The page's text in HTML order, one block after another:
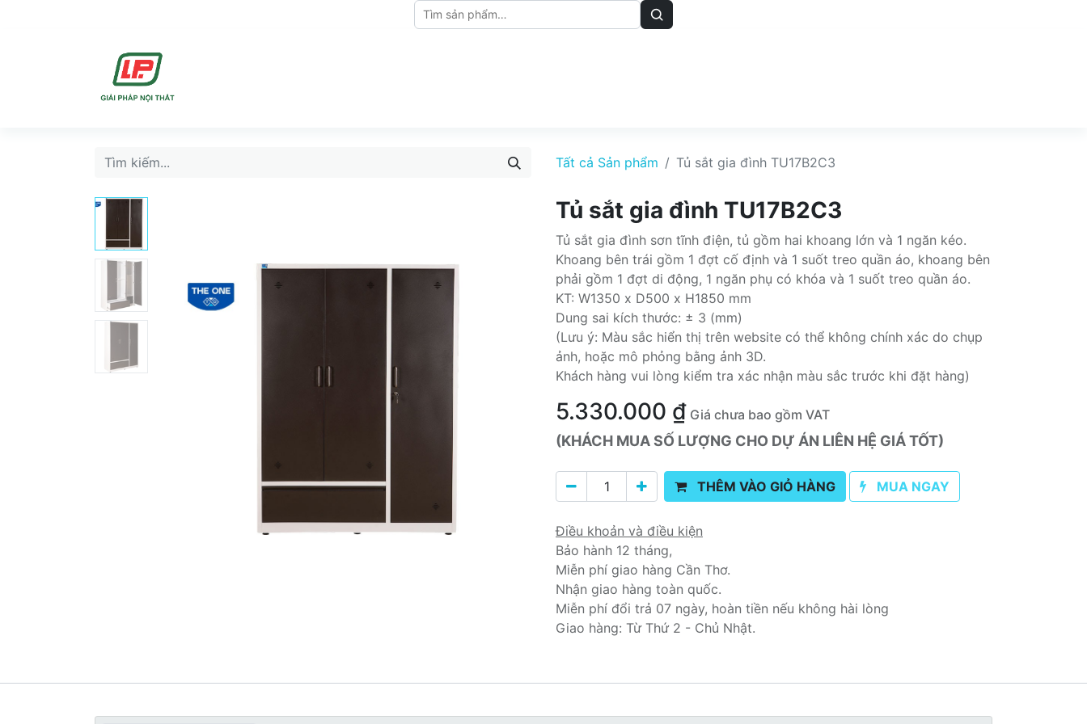
Tất cả Sản phẩm Tủ sắt gia đình TU17B2C3
Tủ sắt gia đình TU17B2C3
Tủ sắt gia đình sơn tĩnh điện, tủ gồm hai khoang lớn và 1 ngăn kéo.
Khoang bên trái gồm 1 đợt cố định và 1 suốt treo quần áo, khoang bên
phải gồm 1 đợt di động, 1 ngăn phụ có khóa và 1 suốt treo quần áo.
KT: W1350 x D500 x H1850 mm
Dung sai kích thước: ± 3 (mm)
(Lưu ý: Màu sắc hiển thị trên website có thể không chính xác do chụp
ảnh, hoặc mô phỏng bằng ảnh 3D.
Khách hàng vui lòng kiểm tra xác nhận màu sắc trước khi đặt hàng)
5.330.000 ₫ Giá chưa bao gồm VAT
(KHÁCH MUA SỐ LƯỢNG CHO DỰ ÁN LIÊN HỆ GIÁ TỐT)
THÊM VÀO GIỎ HÀNG MUA NGAY
Điều khoản và điều kiện
Bảo hành 12 tháng,
Miễn phí giao hàng Cần Thơ.
Nhận giao hàng toàn quốc.
Miễn phí đổi trả 07 ngày, hoàn tiền nếu không hài lòng
Giao hàng: Từ Thứ 2 - Chủ Nhật.